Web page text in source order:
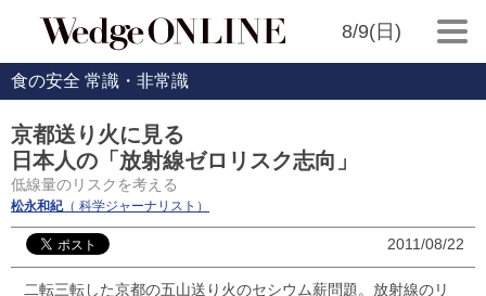
8/9(日)
食の安全 常識・非常識
京都送り火に見る
日本人の「放射線ゼロリスク志向」
低線量のリスクを考える
松永和紀（ 科学ジャーナリスト）
2011/08/22
二転三転した京都の五山送り火のセシウム薪問題。放射線のリ